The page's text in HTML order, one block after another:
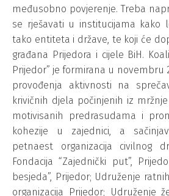
međusobno povjerenje. Treba
se rješavati u institucijama kako
tako entiteta i države, te koji će
građana Prijedora i cijele BiH.
Prijedor” je formirana u novembru
provođenja aktivnosti na
krivičnih djela počinjenih iz
motivisanih predrasudama i
kohezije u zajednici, a
petnaest organizacija civilnog
Fondacija “Zajednički put”,
besjeda”, Prijedor; Udruženje
organizacija Prijedor; Udruženje